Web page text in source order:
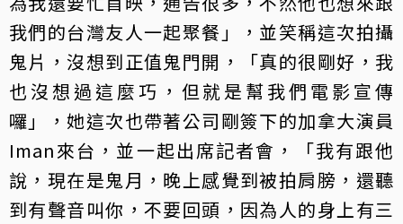
我們的台灣友人一起聚餐」，並笑稱這次拍攝
鬼片，沒想到正值鬼門開，「真的很剛好，我
也沒想過這麼巧，但就是幫我們電影宣傳
囉」，她這次也帶著公司剛簽下的加拿大演員
Iman來台，並一起出席記者會，「我有跟他
說，現在是鬼月，晚上感覺到被拍肩膀，還聽
到有聲音叫你，不要回頭，因為人的身上有三